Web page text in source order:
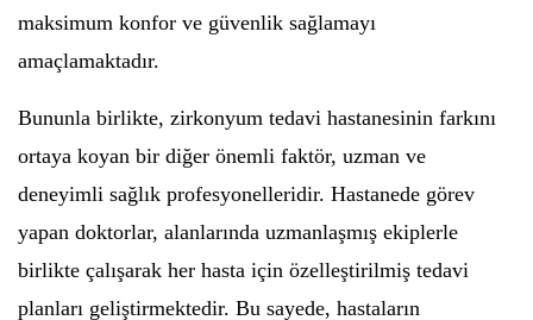
maksimum konfor ve güvenlik sağlamayı
amaçlamaktadır.
Bununla birlikte, zirkonyum tedavi hastanesinin farkını
ortaya koyan bir diğer önemli faktör, uzman ve
deneyimli sağlık profesyonelleridir. Hastanede görev
yapan doktorlar, alanlarında uzmanlaşmış ekiplerle
birlikte çalışarak her hasta için özelleştirilmiş tedavi
planları geliştirmektedir. Bu sayede, hastaların